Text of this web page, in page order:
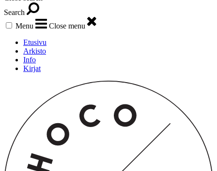
Search
Menu
Close menu
Etusivu
Arkisto
Info
Kirjat